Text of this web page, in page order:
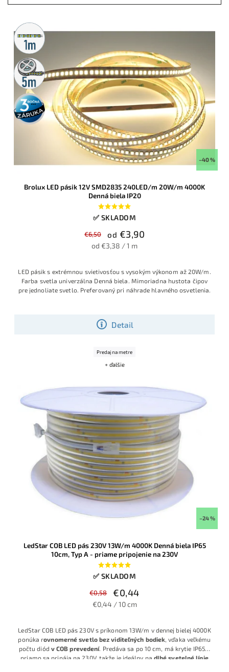
Najdrahšie
Abecedne
Metrážny
predaj
5m
rolka
3 roky
záruka
–40 %
Brolux LED pásik 12V SMD2835 240LED/m 20W/m 4000K
Denná biela IP20
✅ SKLADOM
€6,50 od €3,90
od €3,38 / 1 m
Detail
LED pásik s extrémnou svietivosťou s vysokým výkonom až 20W/m.
Farba svetla univerzálna Denná biela. Mimoriadna hustota čipov
pre jednoliate svetlo. Preferovaný pri náhrade hlavného osvetlenia.
Predaj na metre
+ ďalšie
–24 %
LedStar COB LED pás 230V 13W/m 4000K Denná biela IP65
10cm, Typ A - priame pripojenie na 230V
✅ SKLADOM
€0,58 €0,44
€0,44 / 10 cm
LedStar COB LED pás 230V s príkonom 13W/m v dennej bielej 4000K
ponúka rovnomerné svetlo bez viditeľných bodiek, vďaka veľkému
počtu diód v COB prevedení. Predáva sa po 10 cm, má krytie IP65 a
priamo sa pripája na 230V, takže je ideálny na dlhé svetelné línie